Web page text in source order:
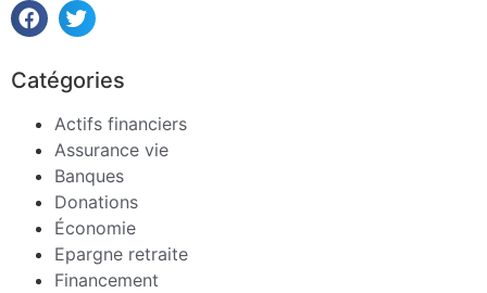
Catégories
Actifs financiers
Assurance vie
Banques
Donations
Économie
Epargne retraite
Financement